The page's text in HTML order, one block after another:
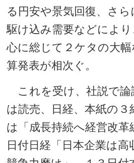
る円安や景気回復、さ
駆け込み需要などによ
心に総じて２ケタの大
算発表が相次ぐ。
これを受け、社説で論
は読売、日経、本紙の３
は「成長持続へ経営改革
日付日経「日本企業は高